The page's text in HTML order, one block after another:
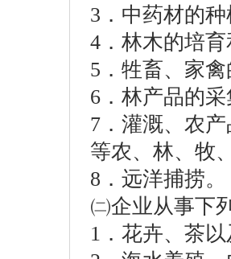
3．中药材的
4．林木的培
5．牲畜、家
6．林产品的
7．灌溉、农
等农、林、牧
8．远洋捕捞。
㈡企业从事下
1．花卉、茶